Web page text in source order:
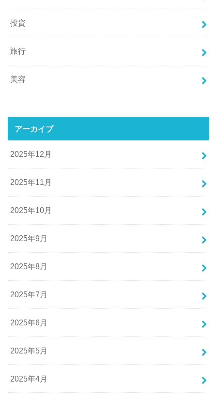
投資
旅行
美容
アーカイブ
2025年12月
2025年11月
2025年10月
2025年9月
2025年8月
2025年7月
2025年6月
2025年5月
2025年4月